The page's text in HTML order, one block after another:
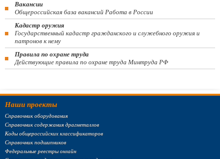
Вакансии
Общероссийская база вакансий Работа в России
Кадастр оружия
Государственный кадастр гражданского и служебного оружия и
патронов к нему
Правила по охране труда
Действующие правила по охране труда Минтруда РФ
Наши проекты
Справочник оборудования
Справочник содержания драгметаллов
Коды общероссийских классификаторов
Справочник подшипников
Федеральные реестры онлайн